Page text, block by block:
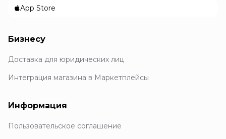
App Store
Бизнесу
Доставка для юридических лиц
Интеграция магазина в Маркетплейсы
Информация
Пользовательское соглашение